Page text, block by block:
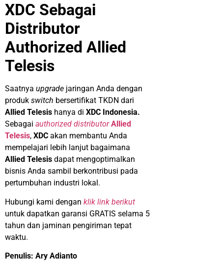
XDC Sebagai
Distributor
Authorized Allied
Telesis
Saatnya upgrade jaringan Anda dengan
produk switch bersertifikat TKDN dari
Allied Telesis hanya di XDC Indonesia.
Sebagai authorized distributorAllied
Telesis, XDC akan membantu Anda
mempelajari lebih lanjut bagaimana
Allied Telesis dapat mengoptimalkan
bisnis Anda sambil berkontribusi pada
pertumbuhan industri lokal.
Hubungi kami dengan klik link berikut
untuk dapatkan garansi GRATIS selama 5
tahun dan jaminan pengiriman tepat
waktu.
Penulis: Ary Adianto